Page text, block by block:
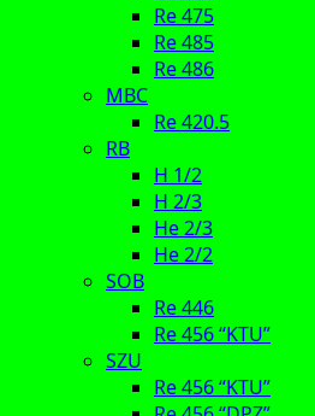
Re 475
Re 485
Re 486
MBC
Re 420.5
RB
H 1/2
H 2/3
He 2/3
He 2/2
SOB
Re 446
Re 456 “KTU”
SZU
Re 456 “KTU”